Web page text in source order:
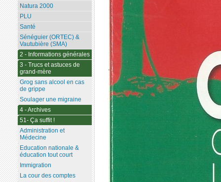
Natura 2000
PLU
Santé
Sénéguier (ORTEC) &
Vautubière (SMA)
2 - Informations générales
3 - Trucs et astuces de
grand-mère
Grog sans alcool en cas
de grippe
Soulager une migraine
4 - Archives
51- Ça suffit !
Administration et
Médecine
Education nationale &
éducation tout court
Immigration
La cour des comptes